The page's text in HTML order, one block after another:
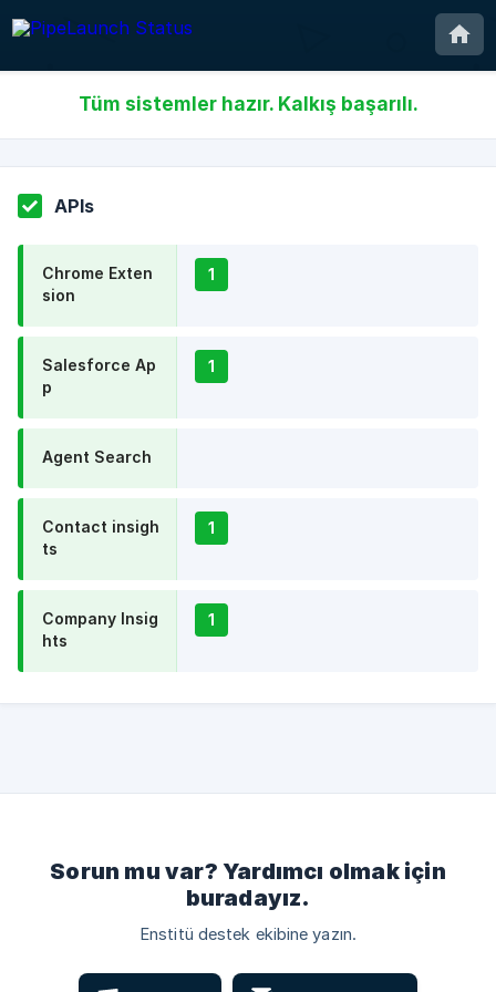
Tüm sistemler hazır. Kalkış başarılı.
APIs
Chrome Exten
sion
1
Salesforce Ap
p
1
Agent Search
Contact insigh
ts
1
Company Insig
hts
1
Sorun mu var? Yardımcı olmak için
buradayız.
Enstitü destek ekibine yazın.